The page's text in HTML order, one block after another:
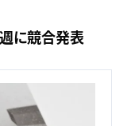
に競合発表